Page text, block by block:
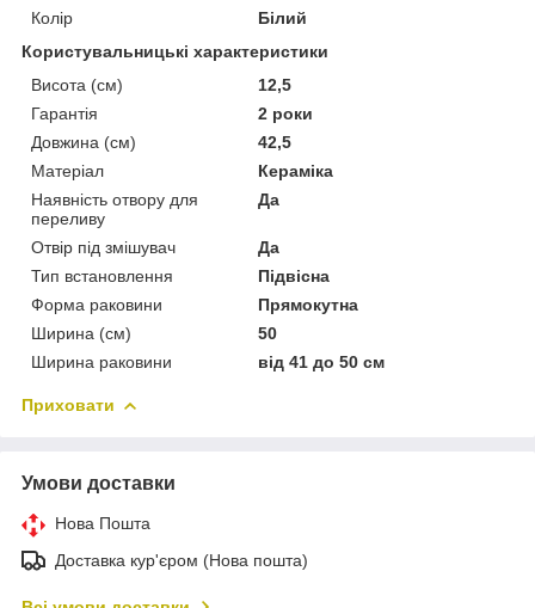
Колір
Білий
Користувальницькі характеристики
Висота (см)
12,5
Гарантія
2 роки
Довжина (см)
42,5
Матеріал
Кераміка
Наявність отвору для
переливу
Да
Отвір під змішувач
Да
Тип встановлення
Підвісна
Форма раковини
Прямокутна
Ширина (см)
50
Ширина раковини
від 41 до 50 см
Приховати
Умови доставки
Нова Пошта
Доставка кур'єром (Нова пошта)